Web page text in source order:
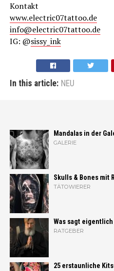
Kontakt
www.electric07tattoo.de
info@electric07tattoo.de
IG: @sissy_ink
In this article: NEU
Mandalas in der
GALERIE
Skulls & Bones mit
TÄTOWIERER
Was sagt
RATGEBER
25 erstaunliche